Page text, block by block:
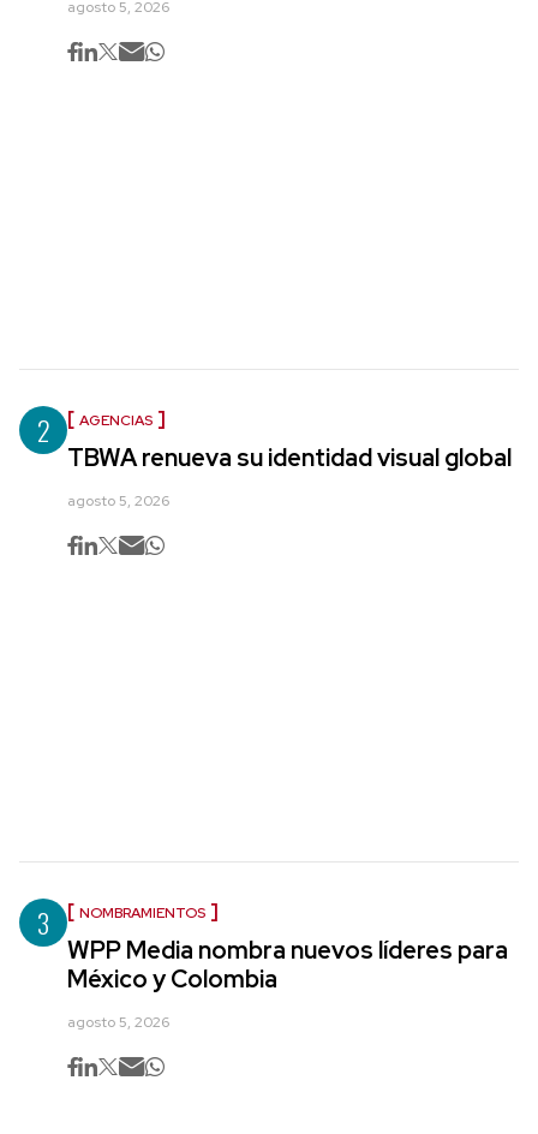
agosto 5, 2026
2 AGENCIAS
TBWA renueva su identidad visual global
agosto 5, 2026
3 NOMBRAMIENTOS
WPP Media nombra nuevos líderes para
México y Colombia
agosto 5, 2026